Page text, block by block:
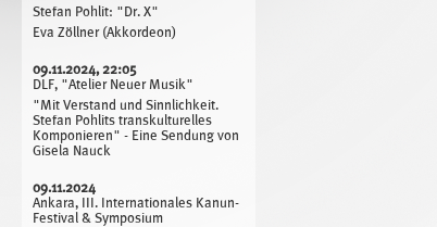
Stefan Pohlit: "Dr. X"
Eva Zöllner (Akkordeon)
09.11.2024, 22:05
DLF, "Atelier Neuer Musik"
"Mit Verstand und Sinnlichkeit.
Stefan Pohlits transkulturelles
Komponieren" - Eine Sendung von
Gisela Nauck
09.11.2024
Ankara, III. Internationales Kanun-
Festival & Symposium